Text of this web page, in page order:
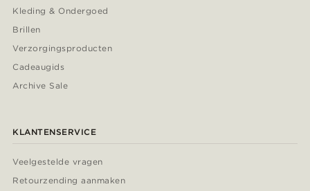
Kleding & Ondergoed
Brillen
Verzorgingsproducten
Cadeaugids
Archive Sale
KLANTENSERVICE
Veelgestelde vragen
Retourzending aanmaken